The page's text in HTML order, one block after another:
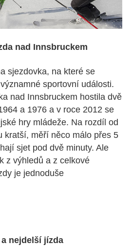
nad Innsbruckem
sjezdovka, na které se
sportovní události.
nad Innsbruckem hostila dvě
a 1976 a v roce 2012 se
hry mládeže. Na rozdíl od
kratší, měří něco málo přes 5
sjet pod dvě minuty. Ale
z výhledů a z celkové
je jednoduše
nejdelší jízda